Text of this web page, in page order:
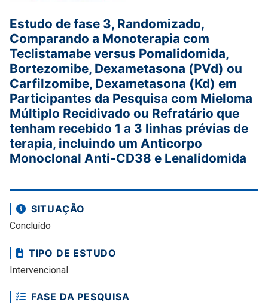
Qualidade
Publicações
Fases da pesquisa clínica
Como participar
Pesquisas clínicas com recrutamento aberto
Pesquisas clínicas em andamento
Pesquisas concluídas
Serviços
Água Purificada e Ultrapurificada
REDCap
Contato
Estudo de fase 3, Randomizado,
Comparando a Monoterapia com
Teclistamabe versus Pomalidomida,
Bortezomibe, Dexametasona (PVd) ou
Carfilzomibe, Dexametasona (Kd) em
Participantes da Pesquisa com Mieloma
Múltiplo Recidivado ou Refratário que
tenham recebido 1 a 3 linhas prévias de
terapia, incluindo um Anticorpo
Monoclonal Anti-CD38 e Lenalidomida
SITUAÇÃO
Concluído
TIPO DE ESTUDO
Intervencional
FASE DA PESQUISA